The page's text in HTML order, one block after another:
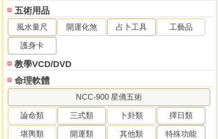
五術用品
風水量尺 開運化煞 占卜工具 工藝品
護身卡
教學VCD/DVD
命理軟體
NCC-900 星僑五術
論命類 三式類 卜卦類 擇日類
堪輿類 開運類 其他類 特殊功能